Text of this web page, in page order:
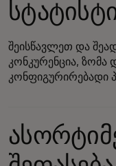
შეისწავლეთ და
კონკურენცია, ზომა
კონფიგურირებადი